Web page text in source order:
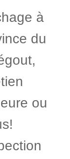
à
du
ou